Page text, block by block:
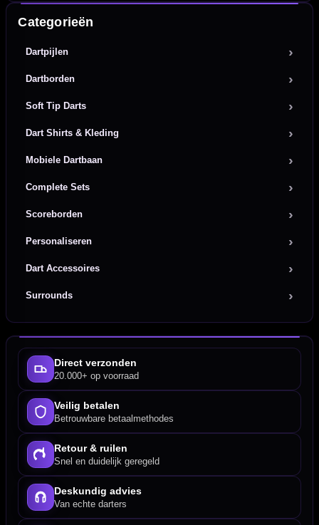
Categorieën
Dartpijlen
Dartborden
Soft Tip Darts
Dart Shirts & Kleding
Mobiele Dartbaan
Complete Sets
Scoreborden
Personaliseren
Dart Accessoires
Surrounds
Direct verzonden
20.000+ op voorraad
Veilig betalen
Betrouwbare betaalmethodes
Retour & ruilen
Snel en duidelijk geregeld
Deskundig advies
Van echte darters